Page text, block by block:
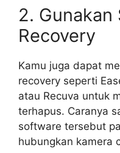
2.
Recovery
Kamu juga dapat
recovery seperti
atau Recuva untuk
terhapus. Caranya
software tersebut
hubungkan kamera